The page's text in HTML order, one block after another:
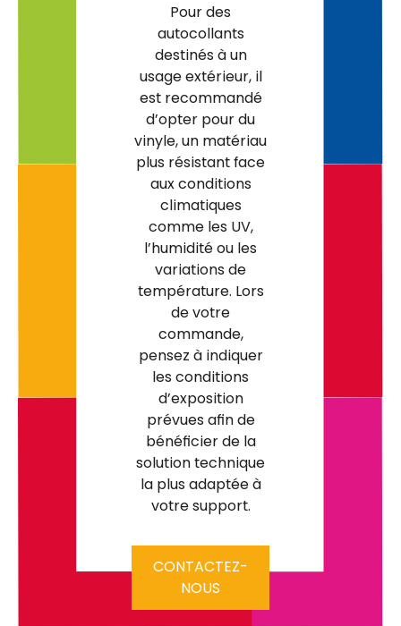
Pour des
autocollants
destinés à un
usage extérieur, il
est recommandé
d’opter pour du
vinyle, un matériau
plus résistant face
aux conditions
climatiques
comme les UV,
l’humidité ou les
variations de
température. Lors
de votre
commande,
pensez à indiquer
les conditions
d’exposition
prévues afin de
bénéficier de la
solution technique
la plus adaptée à
votre support.
CONTACTEZ-
NOUS